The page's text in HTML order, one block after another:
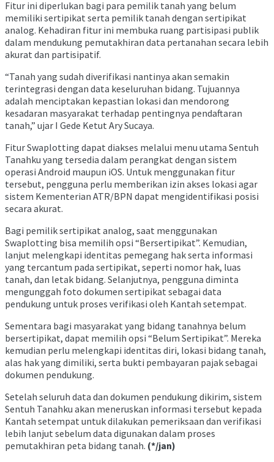
Fitur ini diperlukan bagi para pemilik tanah yang belum
memiliki sertipikat serta pemilik tanah dengan sertipikat
analog. Kehadiran fitur ini membuka ruang partisipasi publik
dalam mendukung pemutakhiran data pertanahan secara lebih
akurat dan partisipatif.
“Tanah yang sudah diverifikasi nantinya akan semakin
terintegrasi dengan data keseluruhan bidang. Tujuannya
adalah menciptakan kepastian lokasi dan mendorong
kesadaran masyarakat terhadap pentingnya pendaftaran
tanah,” ujar I Gede Ketut Ary Sucaya.
Fitur Swaplotting dapat diakses melalui menu utama Sentuh
Tanahku yang tersedia dalam perangkat dengan sistem
operasi Android maupun iOS. Untuk menggunakan fitur
tersebut, pengguna perlu memberikan izin akses lokasi agar
sistem Kementerian ATR/BPN dapat mengidentifikasi posisi
secara akurat.
Bagi pemilik sertipikat analog, saat menggunakan
Swaplotting bisa memilih opsi “Bersertipikat”. Kemudian,
lanjut melengkapi identitas pemegang hak serta informasi
yang tercantum pada sertipikat, seperti nomor hak, luas
tanah, dan letak bidang. Selanjutnya, pengguna diminta
mengunggah foto dokumen sertipikat sebagai data
pendukung untuk proses verifikasi oleh Kantah setempat.
Sementara bagi masyarakat yang bidang tanahnya belum
bersertipikat, dapat memilih opsi “Belum Sertipikat”. Mereka
kemudian perlu melengkapi identitas diri, lokasi bidang tanah,
alas hak yang dimiliki, serta bukti pembayaran pajak sebagai
dokumen pendukung.
Setelah seluruh data dan dokumen pendukung dikirim, sistem
Sentuh Tanahku akan meneruskan informasi tersebut kepada
Kantah setempat untuk dilakukan pemeriksaan dan verifikasi
lebih lanjut sebelum data digunakan dalam proses
pemutakhiran peta bidang tanah. (*/jan)